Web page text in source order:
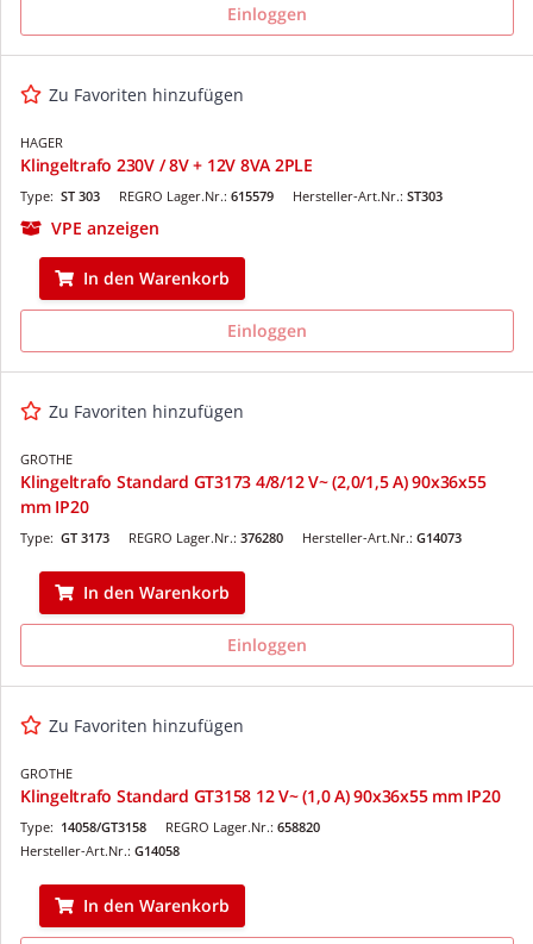
Einloggen
Zu Favoriten hinzufügen
HAGER
Klingeltrafo 230V / 8V + 12V 8VA 2PLE
REGRO Lager.Nr.: 615579
Type: ST 303 Hersteller-Art.Nr.: ST303
VPE anzeigen
In den Warenkorb
Einloggen
Zu Favoriten hinzufügen
GROTHE
Klingeltrafo Standard GT3173 4/8/12 V~ (2,0/1,5 A) 90x36x55
mm IP20
REGRO Lager.Nr.: 376280
Type: GT 3173 Hersteller-Art.Nr.: G14073
In den Warenkorb
Einloggen
Zu Favoriten hinzufügen
GROTHE
Klingeltrafo Standard GT3158 12 V~ (1,0 A) 90x36x55 mm IP20
REGRO Lager.Nr.: 658820
Type: 14058/GT3158
Hersteller-Art.Nr.: G14058
In den Warenkorb